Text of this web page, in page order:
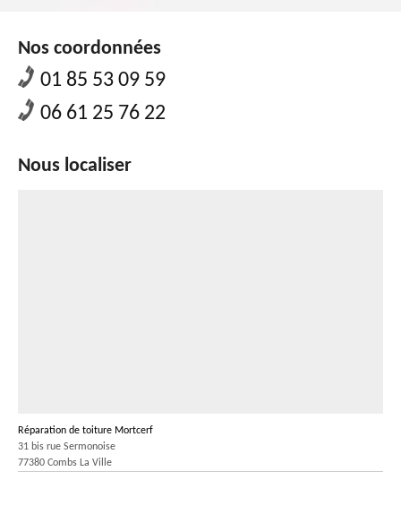
Nos coordonnées
01 85 53 09 59
06 61 25 76 22
Nous localiser
Réparation de toiture Mortcerf
31 bis rue Sermonoise
77380 Combs La Ville